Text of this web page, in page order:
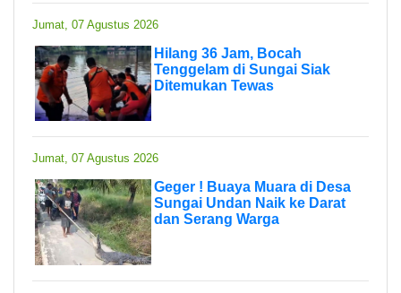
Jumat, 07 Agustus 2026
Hilang 36 Jam, Bocah
Tenggelam di Sungai Siak
Ditemukan Tewas
Jumat, 07 Agustus 2026
Geger ! Buaya Muara di Desa
Sungai Undan Naik ke Darat
dan Serang Warga